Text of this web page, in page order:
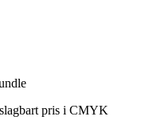
pris i CMYK